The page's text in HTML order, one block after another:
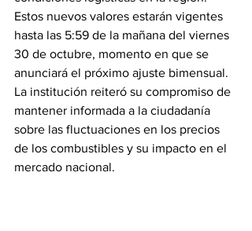
Estos nuevos valores estarán vigentes
hasta las 5:59 de la mañana del viernes
30 de octubre, momento en que se
anunciará el próximo ajuste bimensual.
La institución reiteró su compromiso de
mantener informada a la ciudadanía
sobre las fluctuaciones en los precios
de los combustibles y su impacto en el
mercado nacional.